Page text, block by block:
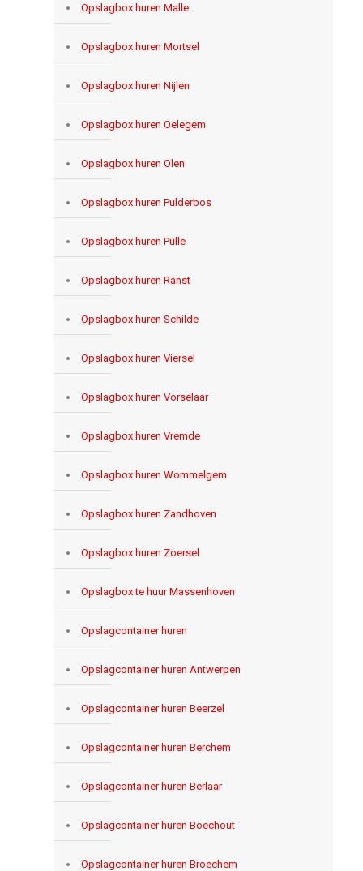
Opslagbox huren Malle
Opslagbox huren Mortsel
Opslagbox huren Nijlen
Opslagbox huren Oelegem
Opslagbox huren Olen
Opslagbox huren Pulderbos
Opslagbox huren Pulle
Opslagbox huren Ranst
Opslagbox huren Schilde
Opslagbox huren Viersel
Opslagbox huren Vorselaar
Opslagbox huren Vremde
Opslagbox huren Wommelgem
Opslagbox huren Zandhoven
Opslagbox huren Zoersel
Opslagbox te huur Massenhoven
Opslagcontainer huren
Opslagcontainer huren Antwerpen
Opslagcontainer huren Beerzel
Opslagcontainer huren Berchem
Opslagcontainer huren Berlaar
Opslagcontainer huren Boechout
Opslagcontainer huren Broechem